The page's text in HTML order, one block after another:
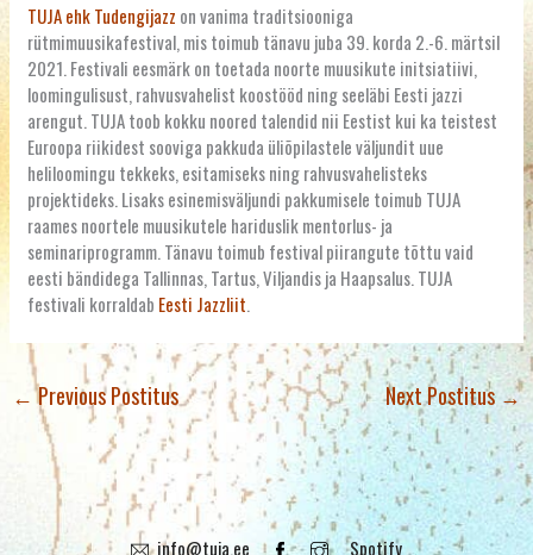
TUJA ehk Tudengijazz on vanima traditsiooniga
rütmimuusikafestival, mis toimub tänavu juba 39. korda 2.-6. märtsil
2021. Festivali eesmärk on toetada noorte muusikute initsiatiivi,
loomingulisust, rahvusvahelist koostööd ning seeläbi Eesti jazzi
arengut. TUJA toob kokku noored talendid nii Eestist kui ka teistest
Euroopa riikidest sooviga pakkuda üliõpilastele väljundit uue
heliloomingu tekkeks, esitamiseks ning rahvusvahelisteks
projektideks. Lisaks esinemisväljundi pakkumisele toimub TUJA
raames noortele muusikutele hariduslik mentorlus- ja
seminariprogramm. Tänavu toimub festival piirangute tõttu vaid
eesti bändidega Tallinnas, Tartus, Viljandis ja Haapsalus. TUJA
festivali korraldab Eesti Jazzliit.
←Previous Postitus Next Postitus →
info@tuja.ee Spotify